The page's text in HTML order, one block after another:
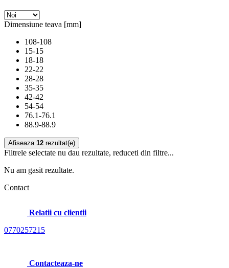
Dimensiune teava [mm]
108-108
15-15
18-18
22-22
28-28
35-35
42-42
54-54
76.1-76.1
88.9-88.9
Afiseaza 12 rezultat(e)
Filtrele selectate nu dau rezultate, reduceti din filtre...
Nu am gasit rezultate.
Contact
Relatii cu clientii
0770257215
Contacteaza-ne